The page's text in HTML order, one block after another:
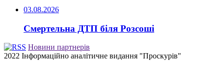
03.08.2026
Смертельна ДТП біля Розсоші
Новини партнерів
2022 Інформаційно аналітичне видання "Проскурів"